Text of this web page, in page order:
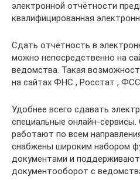
электронной отчётности
квалифицированная
Сдать отчётность в
можно непосредственно на
ведомства. Такая
на сайтах ФНС , Росстат ,
Удобнее всего сдавать
специальные онлайн-
работают по всем
снабжены широким набором
документами и
документооборот с